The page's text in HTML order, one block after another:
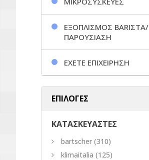
ΕΞΟΠΛΙΣΜΟΣ BARΙΣΤΑ/
ΠΑΡΟΥΣΙΑΣΗ
ΕΧΕΤΕ ΕΠΙΧΕΙΡΗΣΗ
ΕΠΙΛΟΓΕΣ
ΚΑΤΑΣΚΕΥΑΣΤΕΣ
bartscher (310)
klimaitalia (125)